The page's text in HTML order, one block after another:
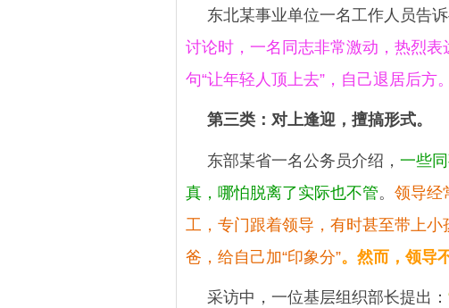
东北某事业单位一名工作人员告
讨论时，一名同志非常激动，热烈
句“让年轻人顶上去”，自己退居后方。
第三类：对上逢迎，擅搞形式。
东部某省一名公务员介绍， 一些
真，哪怕脱离了实际也不管。 领导经
工，专门跟着领导，有时甚至带上
爸，给自己加“印象分”。 然而，领导
采访中，一位基层组织部长提出：